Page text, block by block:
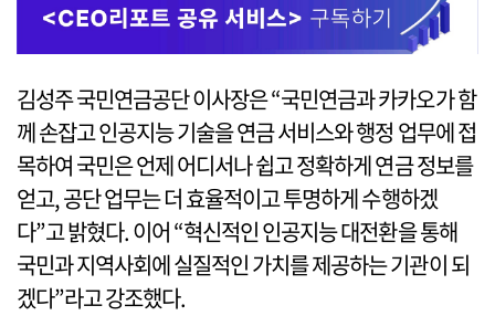
김성주 국민연금공단 이사장은 “국민연금과 카카오가 함
께 손잡고 인공지능 기술을 연금 서비스와 행정 업무에 접
목하여 국민은 언제 어디서나 쉽고 정확하게 연금 정보를
얻고, 공단 업무는 더 효율적이고 투명하게 수행하겠
다”고 밝혔다. 이어 “혁신적인 인공지능 대전환을 통해
국민과 지역사회에 실질적인 가치를 제공하는 기관이 되
겠다”라고 강조했다.